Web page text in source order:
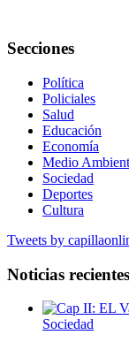
Secciones
Política
Policiales
Salud
Educación
Economía
Medio
Sociedad
Deportes
Cultura
Tweets by
Noticias recientes
Sociedad